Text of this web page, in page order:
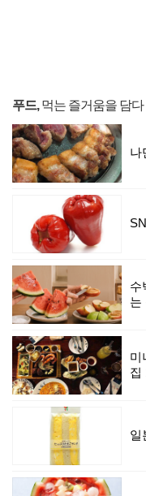
푸드,먹는 즐거움을 담다
나
수
는
미
집
일